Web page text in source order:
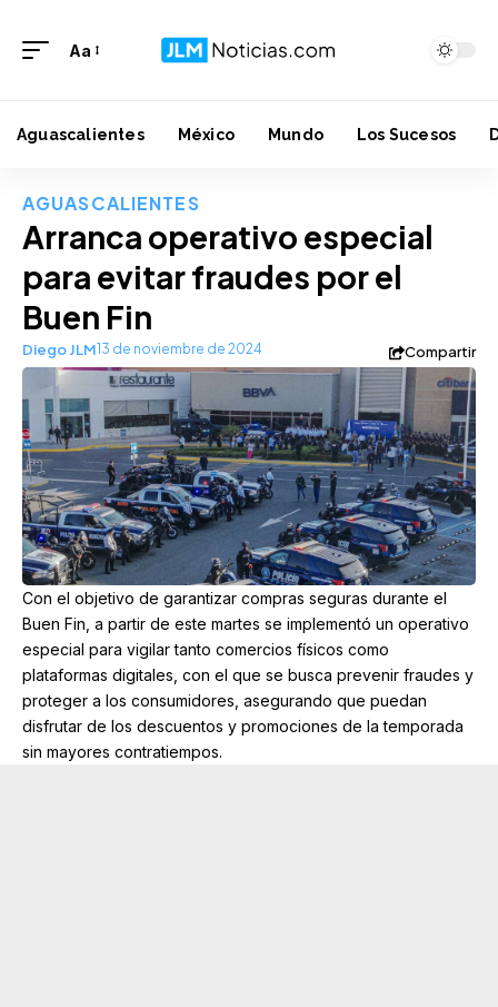
Aa
Aguascalientes México Mundo Los Sucesos
AGUASCALIENTES
Arranca operativo especial
para evitar fraudes por el
Buen Fin
Diego JLM13 de noviembre de 2024 Compartir
Con el objetivo de garantizar compras seguras durante el
Buen Fin, a partir de este martes se implementó un operativo
especial para vigilar tanto comercios físicos como
plataformas digitales, con el que se busca prevenir fraudes y
proteger a los consumidores, asegurando que puedan
disfrutar de los descuentos y promociones de la temporada
sin mayores contratiempos.